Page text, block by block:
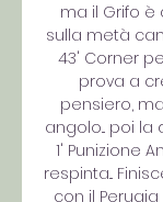
ma il Grifo
sulla metà
43' Corner
prova a
pensiero,
angolo... poi la
1' Punizione
respinta...
con il